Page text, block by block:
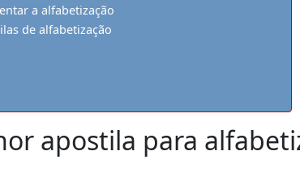
a alfabetização
de alfabetização
apostila para